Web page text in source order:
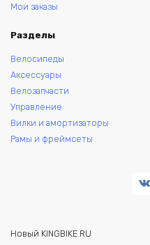
Мои заказы
Разделы
Велосипеды
Аксессуары
Велозапчасти
Управление
Вилки и амортизаторы
Рамы и фреймсеты
Новый KINGBIKE.RU